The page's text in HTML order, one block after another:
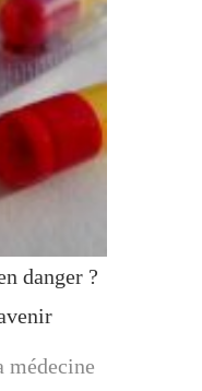
danger ?
médecine